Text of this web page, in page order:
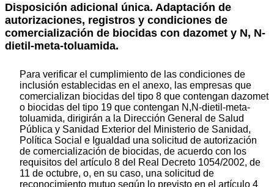
Disposición adicional única. Adaptación de
autorizaciones, registros y condiciones de
comercialización de biocidas con dazomet y N, N-
dietil-meta-toluamida.
Para verificar el cumplimiento de las condiciones de
inclusión establecidas en el anexo, las empresas que
comercializan biocidas del tipo 8 que contengan dazomet
o biocidas del tipo 19 que contengan N,N-dietil-meta-
toluamida, dirigirán a la Dirección General de Salud
Pública y Sanidad Exterior del Ministerio de Sanidad,
Política Social e Igualdad una solicitud de autorización
de comercialización de biocidas, de acuerdo con los
requisitos del artículo 8 del Real Decreto 1054/2002, de
11 de octubre, o, en su caso, una solicitud de
reconocimiento mutuo según lo previsto en el artículo 4